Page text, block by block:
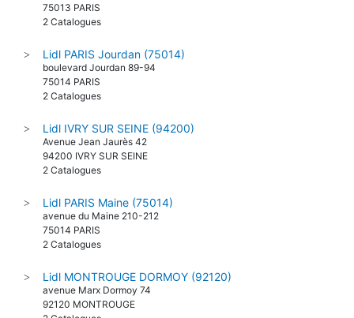
75013 PARIS
2 Catalogues
> Lidl PARIS Jourdan (75014)
boulevard Jourdan 89-94
75014 PARIS
2 Catalogues
> Lidl IVRY SUR SEINE (94200)
Avenue Jean Jaurès 42
94200 IVRY SUR SEINE
2 Catalogues
> Lidl PARIS Maine (75014)
avenue du Maine 210-212
75014 PARIS
2 Catalogues
> Lidl MONTROUGE DORMOY (92120)
avenue Marx Dormoy 74
92120 MONTROUGE